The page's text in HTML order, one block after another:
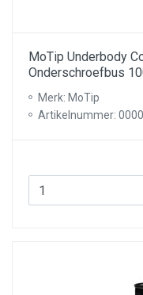
MoTip Underbody
Onderschroefbus
Merk: MoTip
Artikelnummer: